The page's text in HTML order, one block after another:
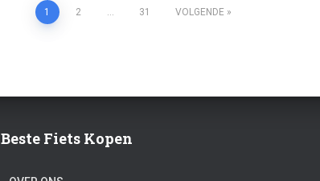
1 2 31 VOLGENDE
Beste Fiets Kopen